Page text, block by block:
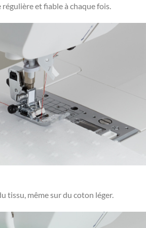
et fiable à chaque fois.
tissu, même sur du coton léger.